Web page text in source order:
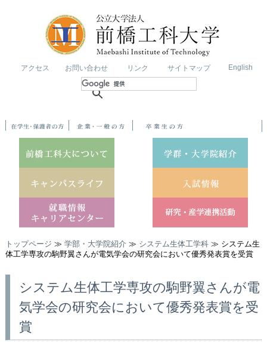
アクセス お問い合わせ リンク サイトマップ English
トップページ ≫ 学部・大学院紹介 ≫ システム生体工学科≫ システム生
体工学専攻の駒野翼さんが電気学会の研究会において優秀発表賞を受賞
システム生体工学専攻の駒野翼さんが電
気学会の研究会において優秀発表賞を受
賞